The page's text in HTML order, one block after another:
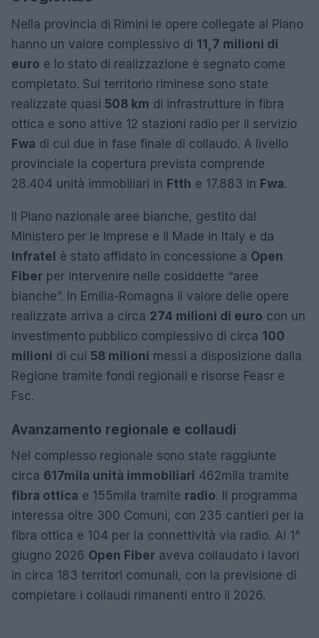
Nella provincia di Rimini le opere collegate al Piano
hanno un valore complessivo di 11,7 milioni di
euro e lo stato di realizzazione è segnato come
completato. Sul territorio riminese sono state
realizzate quasi 508 km di infrastrutture in fibra
ottica e sono attive 12 stazioni radio per il servizio
Fwa di cui due in fase finale di collaudo. A livello
provinciale la copertura prevista comprende
28.404 unità immobiliari in Ftth e 17.883 in Fwa.
Il Piano nazionale aree bianche, gestito dal
Ministero per le Imprese e il Made in Italy e da
Infratel è stato affidato in concessione a Open
Fiber per intervenire nelle cosiddette “aree
bianche”. In Emilia-Romagna il valore delle opere
realizzate arriva a circa 274 milioni di euro con un
investimento pubblico complessivo di circa 100
milioni di cui 58 milioni messi a disposizione dalla
Regione tramite fondi regionali e risorse Feasr e
Fsc.
Avanzamento regionale e collaudi
Nel complesso regionale sono state raggiunte
circa 617mila unità immobiliari 462mila tramite
fibra ottica e 155mila tramite radio. Il programma
interessa oltre 300 Comuni, con 235 cantieri per la
fibra ottica e 104 per la connettività via radio. Al 1^
giugno 2026 Open Fiber aveva collaudato i lavori
in circa 183 territori comunali, con la previsione di
completare i collaudi rimanenti entro il 2026.